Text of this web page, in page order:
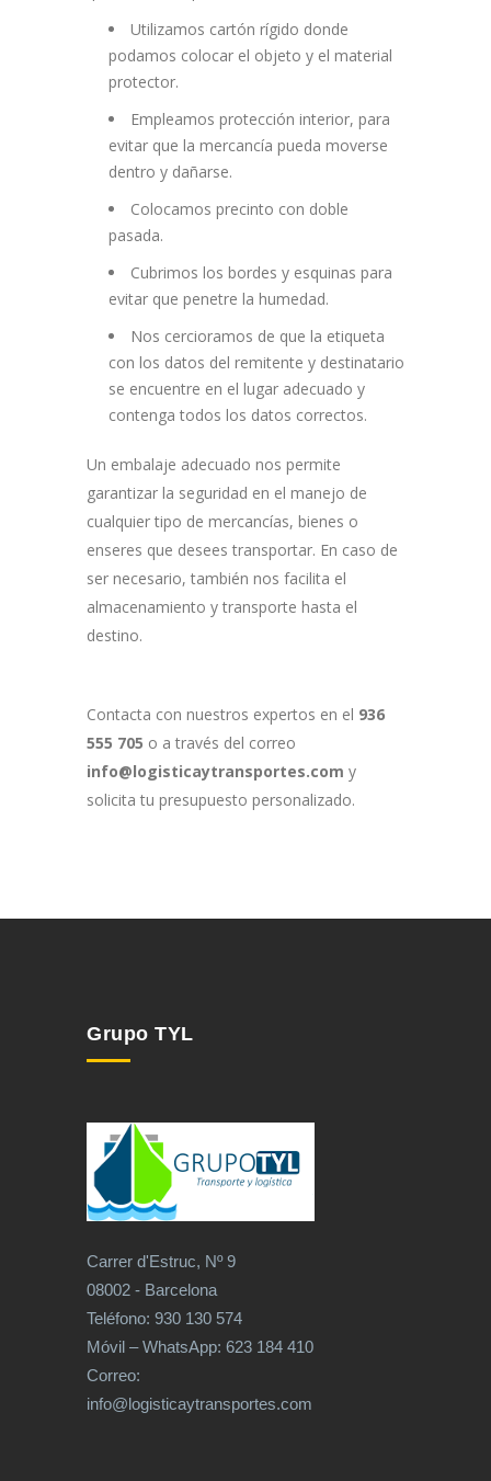
Utilizamos cartón rígido donde
podamos colocar el objeto y el material
protector.
Empleamos protección interior, para
evitar que la mercancía ​pueda moverse
dentro y dañarse.
Colocamos precinto con doble
pasada.
Cubrimos los bordes y esquinas para
evitar que penetre la humedad.
Nos cercioramos de que la etiqueta
con los ​datos del remitente y destinatario
se encuentre en el lugar adecuado y
contenga todos los datos correctos.
Un embalaje adecuado nos permite
garantizar la seguridad en el manejo de
cualquier tipo de mercancías, bienes o
enseres que desees transportar. En caso de
ser necesario, también nos facilita el
almacenamiento y transporte hasta el
destino.
Contacta con nuestros expertos en el 936
555 705 o a través del correo
info@logisticaytransportes.com y
solicita tu presupuesto personalizado.
Grupo TYL
Carrer d'Estruc, Nº 9
08002 - Barcelona
Teléfono: 930 130 574
Móvil – WhatsApp: 623 184 410
Correo:
info@logisticaytransportes.com